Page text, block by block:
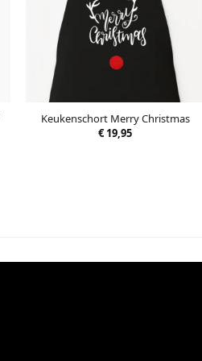
Keukenschort Merry Christmas
€19,95